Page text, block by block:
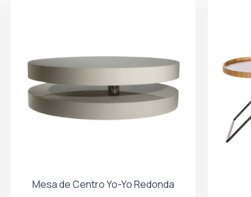
Mesa de Centro Yo-Yo Redonda